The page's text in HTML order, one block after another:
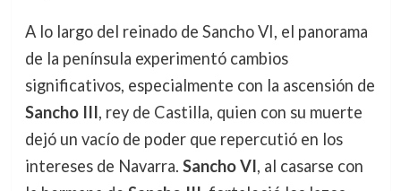
A lo largo del reinado de Sancho VI, el panorama
de la península experimentó cambios
significativos, especialmente con la ascensión de
Sancho III, rey de Castilla, quien con su muerte
dejó un vacío de poder que repercutió en los
intereses de Navarra. Sancho VI, al casarse con